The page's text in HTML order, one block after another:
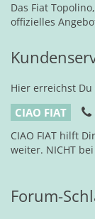
Das Fiat
offizielles
Hier erreichst
CIAO FIAT
CIAO FIAT hilft
weiter. NICHT
Forum-